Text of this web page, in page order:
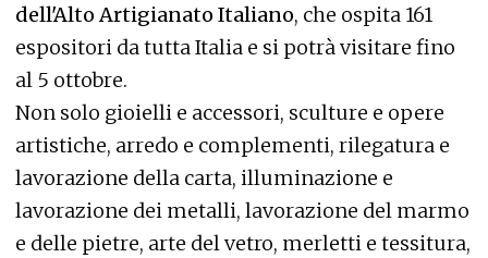
dell'Alto Artigianato Italiano, che ospita 161
espositori da tutta Italia e si potrà visitare fino
al 5 ottobre.
Non solo gioielli e accessori, sculture e opere
artistiche, arredo e complementi, rilegatura e
lavorazione della carta, illuminazione e
lavorazione dei metalli, lavorazione del marmo
e delle pietre, arte del vetro, merletti e tessitura,